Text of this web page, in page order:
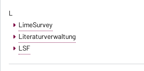
L
LimeSurvey
Literaturverwaltung
LSF